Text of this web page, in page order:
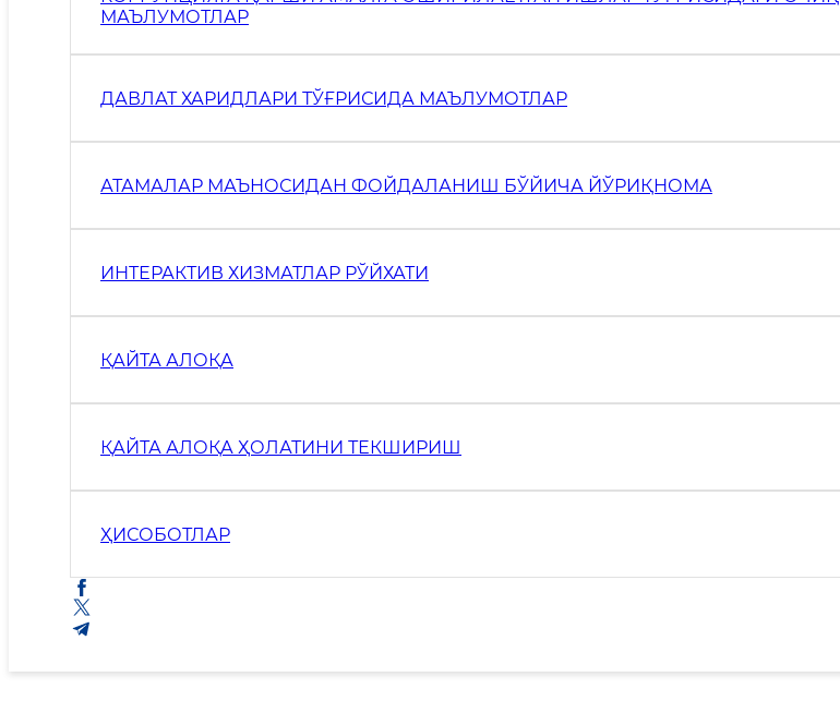
МАЪЛУМОТЛАР
ДАВЛАТ ХАРИДЛАРИ ТЎҒРИСИДА МАЪЛУМОТЛАР
АТАМАЛАР МАЪНОСИДАН ФОЙДАЛАНИШ БЎЙИЧА ЙЎРИҚНОМА
ИНТЕРАКТИВ ХИЗМАТЛАР РЎЙХАТИ
ҚАЙТА АЛОҚА
ҚАЙТА АЛОҚА ҲОЛАТИНИ ТЕКШИРИШ
ҲИСОБОТЛАР